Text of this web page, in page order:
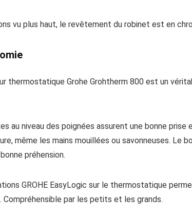
vu plus haut, le revêtement du robinet est en
thermostatique Grohe Grohtherm 800 est un
au niveau des poignées assurent une bonne
même les mains mouillées ou savonneuses. Le
préhension.
GROHE EasyLogic sur le thermostatique
Compréhensible par les petits et les grands.